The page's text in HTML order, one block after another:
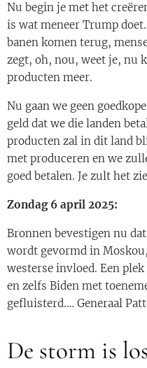
Nu begin je met het
is wat meneer Trump
banen komen terug,
zegt, oh, nou, weet je, nu
producten meer.
Nu gaan we geen
geld dat we die landen
producten zal in dit land
met produceren en we
goed betalen. Je zult het
Zondag 6 april 2025:
Bronnen bevestigen nu
wordt gevormd in
westerse invloed. Een
en zelfs Biden met
gefluisterd.… Generaal
De storm is